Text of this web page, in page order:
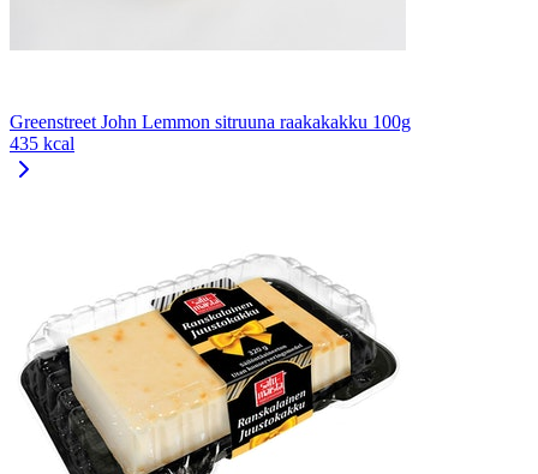
Greenstreet John Lemmon sitruuna raakakakku 100g
435 kcal